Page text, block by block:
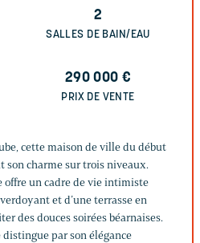
2
SALLES DE BAIN/EAU
290 000 €
PRIX DE VENTE
cette maison de ville du début
son charme sur trois niveaux.
un cadre de vie intimiste
et d’une terrasse en
des douces soirées béarnaises.
par son élégance